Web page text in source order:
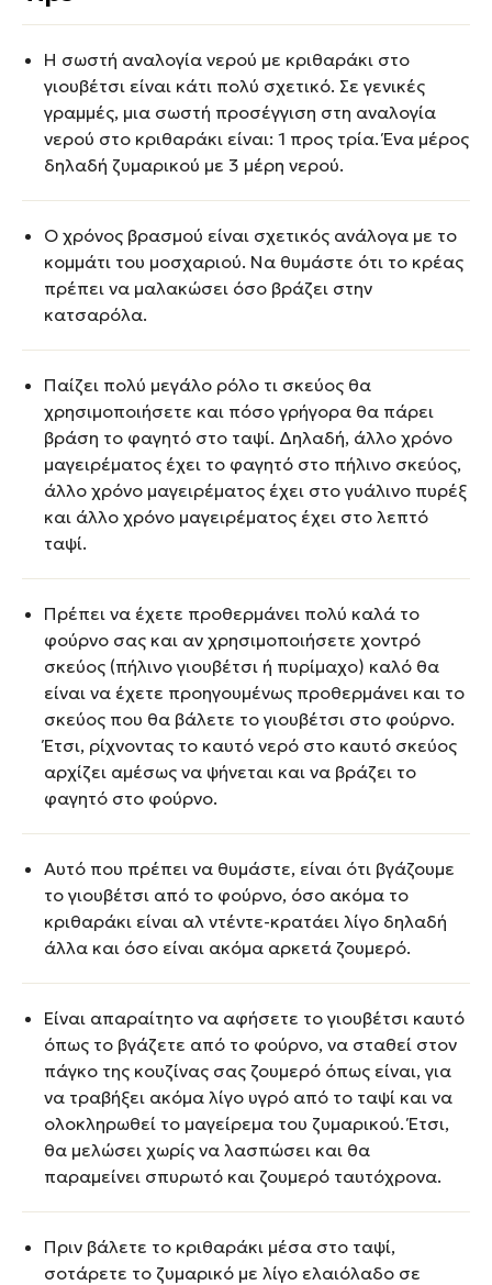
Η σωστή αναλογία νερού με κριθαράκι στο
γιουβέτσι είναι κάτι πολύ σχετικό. Σε γενικές
γραμμές, μια σωστή προσέγγιση στη αναλογία
νερού στο κριθαράκι είναι: 1 προς τρία. Ένα μέρος
δηλαδή ζυμαρικού με 3 μέρη νερού.
Ο χρόνος βρασμού είναι σχετικός ανάλογα με το
κομμάτι του μοσχαριού. Να θυμάστε ότι το κρέας
πρέπει να μαλακώσει όσο βράζει στην
κατσαρόλα.
Παίζει πολύ μεγάλο ρόλο τι σκεύος θα
χρησιμοποιήσετε και πόσο γρήγορα θα πάρει
βράση το φαγητό στο ταψί. Δηλαδή, άλλο χρόνο
μαγειρέματος έχει το φαγητό στο πήλινο σκεύος,
άλλο χρόνο μαγειρέματος έχει στο γυάλινο πυρέξ
και άλλο χρόνο μαγειρέματος έχει στο λεπτό
ταψί.
Πρέπει να έχετε προθερμάνει πολύ καλά το
φούρνο σας και αν χρησιμοποιήσετε χοντρό
σκεύος (πήλινο γιουβέτσι ή πυρίμαχο) καλό θα
είναι να έχετε προηγουμένως προθερμάνει και το
σκεύος που θα βάλετε το γιουβέτσι στο φούρνο.
Έτσι, ρίχνοντας το καυτό νερό στο καυτό σκεύος
αρχίζει αμέσως να ψήνεται και να βράζει το
φαγητό στο φούρνο.
Αυτό που πρέπει να θυμάστε, είναι ότι βγάζουμε
το γιουβέτσι από το φούρνο, όσο ακόμα το
κριθαράκι είναι αλ ντέντε-κρατάει λίγο δηλαδή
άλλα και όσο είναι ακόμα αρκετά ζουμερό.
Είναι απαραίτητο να αφήσετε το γιουβέτσι καυτό
όπως το βγάζετε από το φούρνο, να σταθεί στον
πάγκο της κουζίνας σας ζουμερό όπως είναι, για
να τραβήξει ακόμα λίγο υγρό από το ταψί και να
ολοκληρωθεί το μαγείρεμα του ζυμαρικού. Έτσι,
θα μελώσει χωρίς να λασπώσει και θα
παραμείνει σπυρωτό και ζουμερό ταυτόχρονα.
Πριν βάλετε το κριθαράκι μέσα στο ταψί,
σοτάρετε το ζυμαρικό με λίγο ελαιόλαδο σε